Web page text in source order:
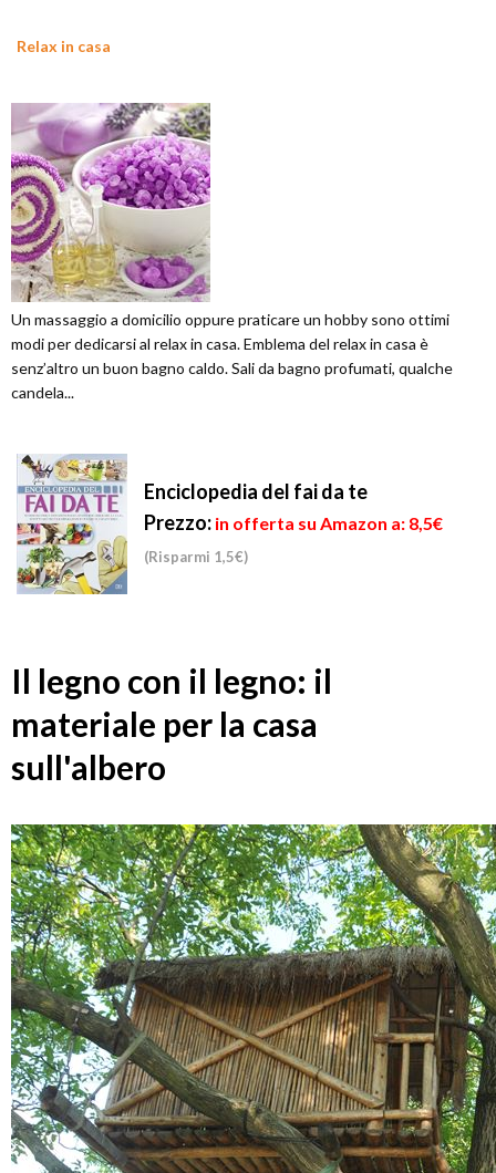
Relax in casa
Un massaggio a domicilio oppure praticare un hobby sono ottimi
modi per dedicarsi al relax in casa. Emblema del relax in casa è
senz’altro un buon bagno caldo. Sali da bagno profumati, qualche
candela...
Enciclopedia del fai da te
Prezzo: in offerta su Amazon a: 8,5€
(Risparmi 1,5€)
Il legno con il legno: il
materiale per la casa
sull'albero